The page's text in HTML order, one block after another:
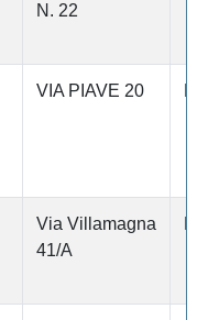
N. 22
VIA PIAVE 20
Via Villamagna
41/A